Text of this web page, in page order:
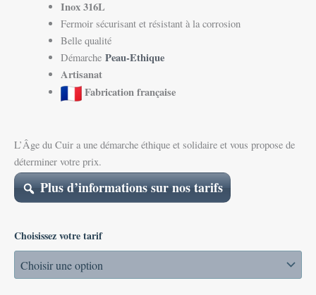
Inox 316L
Fermoir sécurisant et résistant à la corrosion
Belle qualité
Démarche Peau-Ethique
Artisanat
Fabrication française
L’Âge du Cuir a une démarche éthique et solidaire et vous propose de
déterminer votre prix.
Plus d’informations sur nos tarifs
Choisissez votre tarif